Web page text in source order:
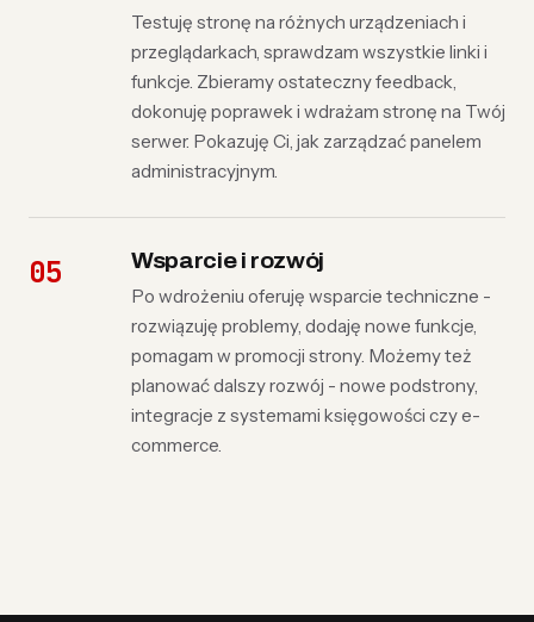
Testuję stronę na różnych urządzeniach i
przeglądarkach, sprawdzam wszystkie linki i
funkcje. Zbieramy ostateczny feedback,
dokonuję poprawek i wdrażam stronę na Twój
serwer. Pokazuję Ci, jak zarządzać panelem
administracyjnym.
Wsparcie i rozwój
Po wdrożeniu oferuję wsparcie techniczne -
rozwiązuję problemy, dodaję nowe funkcje,
pomagam w promocji strony. Możemy też
planować dalszy rozwój - nowe podstrony,
integracje z systemami księgowości czy e-
commerce.